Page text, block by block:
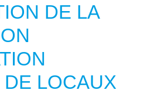
DE LA
LOCAUX